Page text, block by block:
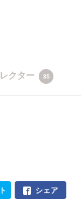
クター 35
シェア